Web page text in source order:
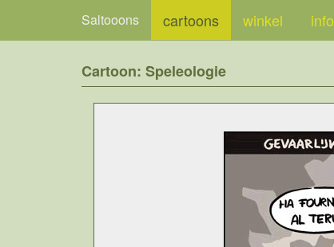
Saltooons cartoons winkel info
Cartoon: Speleologie